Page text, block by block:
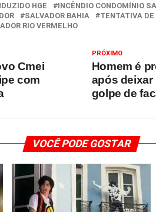
HGE
INCÊNDIO CONDOMÍNIO
SALVADOR BAHIA
TENTATIVA
RIO VERMELHO
PRÓXIMO
Homem é
após deixar
golpe de
Cmei
com
VOCÊ PODE GOSTAR